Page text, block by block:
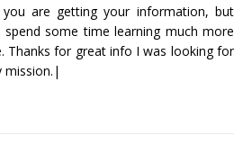
are getting your information, but
some time learning much more
Thanks for great info I was looking for
mission.|